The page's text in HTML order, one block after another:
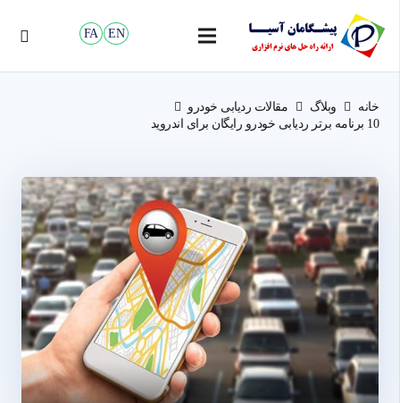
FA EN
خانه وبلاگ
مقالات ردیابی خودرو
10 برنامه برتر ردیابی خودرو رایگان برای اندروید